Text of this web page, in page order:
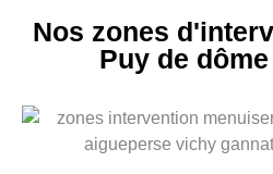
Nos zones
Puy de